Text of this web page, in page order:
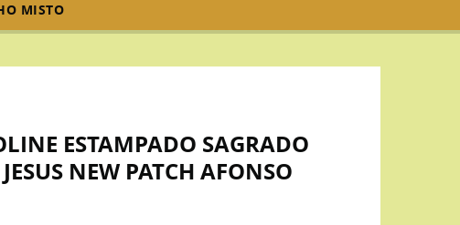
MISTO
ESTAMPADO SAGRADO
NEW PATCH AFONSO